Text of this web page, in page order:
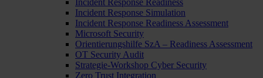
Incident Response Readiness
Incident Response Simulation
Incident Response Readiness Assessment
Microsoft Security
Orientierungshilfe SzA – Readiness Assessment
OT Security Audit
Strategie-Workshop Cyber Security
Zero Trust Integration